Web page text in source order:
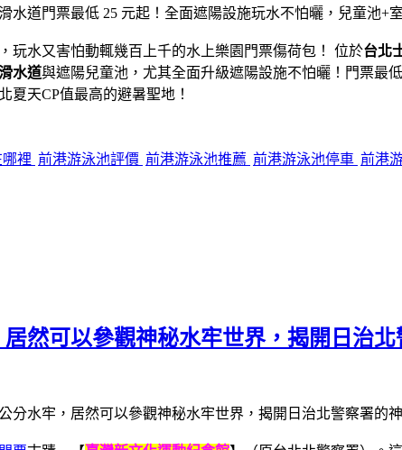
玩水又害怕動輒幾百上千的水上樂園門票傷荷包！ 位於台北
水道與遮陽兒童池，尤其全面升級遮陽設施不怕曬！門票最
夏天CP值最高的避暑聖地！
裡 前港游泳池評價 前港游泳池推薦 前港游泳池停車 前港
然可以參觀神秘水牢世界，揭開日治